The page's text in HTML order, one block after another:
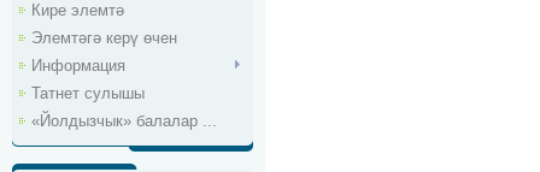
Кире элемтә
Элемтәгә керү өчен
Информация
Татнет сулышы
«Йолдызчык» балалар ...